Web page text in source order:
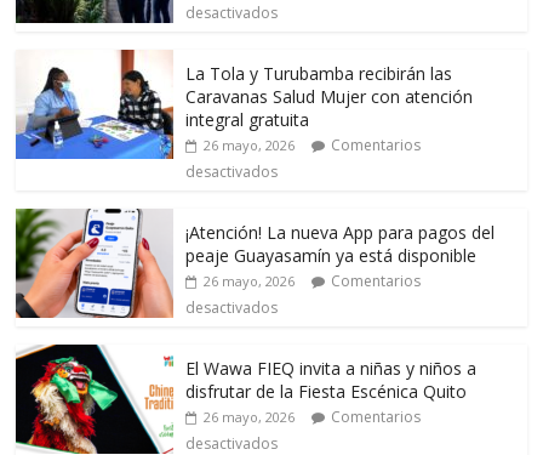
desactivados
La Tola y Turubamba recibirán las
Caravanas Salud Mujer con atención
integral gratuita
26 mayo, 2026
Comentarios
desactivados
¡Atención! La nueva App para pagos del
peaje Guayasamín ya está disponible
26 mayo, 2026
Comentarios
desactivados
El Wawa FIEQ invita a niñas y niños a
disfrutar de la Fiesta Escénica Quito
26 mayo, 2026
Comentarios
desactivados